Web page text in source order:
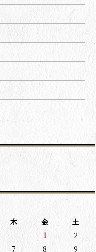
木 金
土
1
2
7 8 9